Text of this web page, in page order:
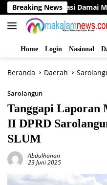
Langsung
ke
konten
Breaking News
Deklarasi Damai Menuju
Home Login Nasional
Beranda Daerah
Sarolangun
Tanggapi Laporan
II DPRD
SLUM
Abdulhanan
23 Juni 2025